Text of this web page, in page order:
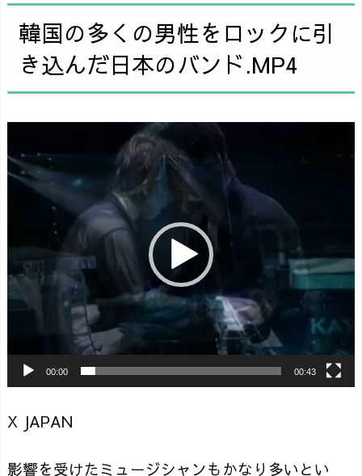
韓国の多くの男性をロックに引
き込んだ日本のバンド.MP4
画
ー
ヤ
ー
00:00 00:43
X JAPAN
影響を受けたミュージシャンもかなり多いとい